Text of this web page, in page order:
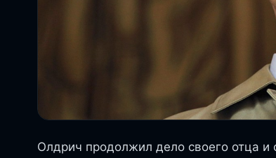
Олдрич продолжил дело своего отца и